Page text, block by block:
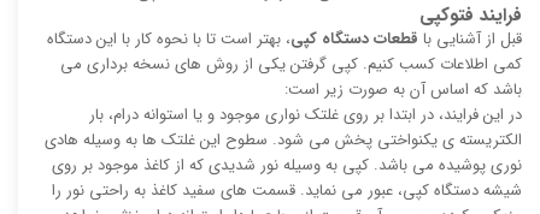
فرایند فتوکپی
قبل از آشنایی با قطعات دستگاه کپی، بهتر است تا با نحوه کار با این دستگاه
کمی اطلاعات کسب کنیم. کپی گرفتن یکی از روش های نسخه برداری می
باشد که اساس آن به صورت زیر است:
در این فرایند، در ابتدا بر روی غلتک نواری موجود و یا استوانه درام، بار
الکتریسته ی یکنواختی پخش می شود. سطوح این غلتک ها به وسیله هادی
نوری پوشیده می باشد. کپی به وسیله نور شدیدی که از کاغذ موجود بر روی
شیشه دستگاه کپی، عبور می نماید. قسمت های سفید کاغذ به راحتی نور را